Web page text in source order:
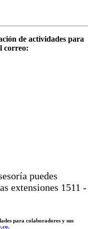
de actividades para
correo:
puedes
extensiones 1511 -
para colaboradores y sus
.